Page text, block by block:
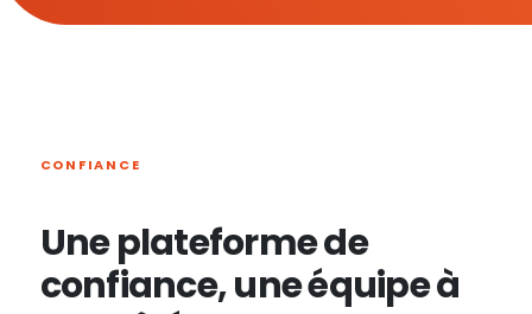
CONFIANCE
Une plateforme de
confiance, une équipe à